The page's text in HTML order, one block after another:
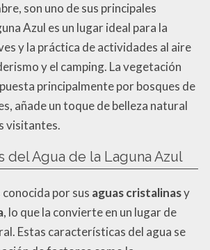
son uno de sus principales
Azul es un lugar ideal para la
y la práctica de actividades al aire
y el camping. La vegetación
principalmente por bosques de
añade un toque de belleza natural
visitantes.
del Agua de la Laguna Azul
conocida por sus aguas cristalinasy
, lo que la convierte en un lugar de
Estas características del agua se